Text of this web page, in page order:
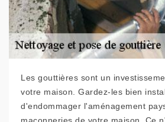
Les gouttières sont un
votre maison. Gardez-les bien
d'endommager l'aménagement